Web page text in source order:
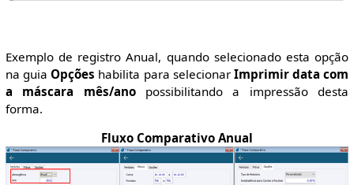
Exemplo de registro Anual, quando selecionado esta opção
na guia Opções habilita para selecionar Imprimir data com
a máscara mês/anopossibilitando a impressão desta
forma.
Fluxo Comparativo Anual